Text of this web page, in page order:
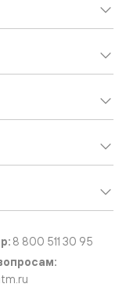
8 800 511 30 95